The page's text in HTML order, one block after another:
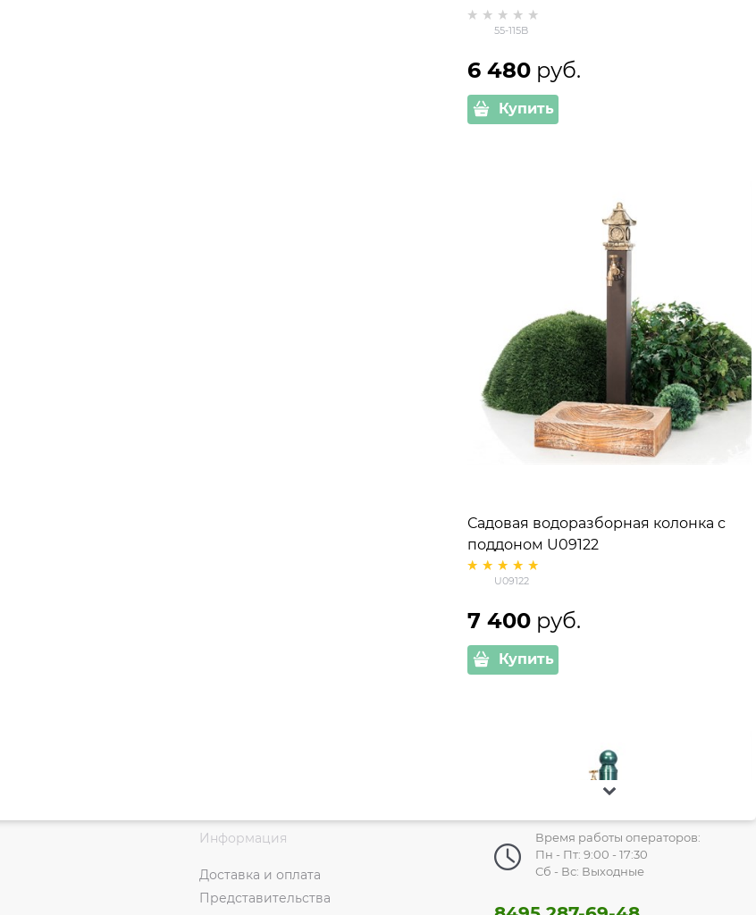
55-115B
6 480 руб.
Купить
Садовая водоразборная колонка с
поддоном U09122
U09122
7 400 руб.
Купить
Информация
Доставка и оплата
Представительства
Время работы операторов:
Пн - Пт: 9:00 - 17:30
Сб - Вс: Выходные